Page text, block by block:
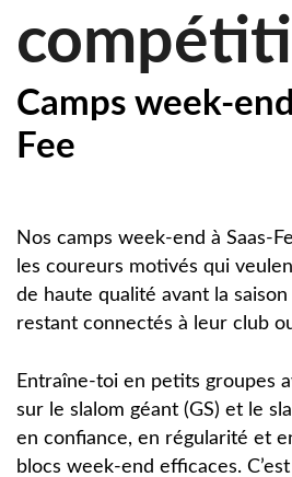
Camps week-
Fee
Nos camps week-end à Saas-
les coureurs motivés qui
de haute qualité avant la saison
restant connectés à leur club
Entraîne-toi en petits groupes
sur le slalom géant (GS) et le
en confiance, en régularité et
blocs week-end efficaces.